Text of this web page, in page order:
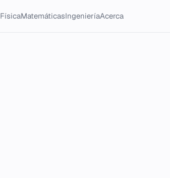
FísicaMatemáticasIngenieríaAcerca